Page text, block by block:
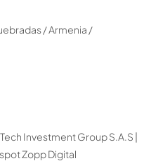
/ Armenia /
Investment Group S.A.S |
Zopp Digital